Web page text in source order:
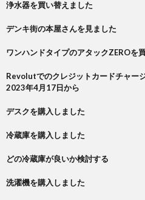
浄水器を買い替えました
デンキ街の本屋さんを見ました
ワンハンドタイプのアタックZEROを
Revolutでのクレジットカードチャー
2023年4月17日から
デスクを購入しました
冷蔵庫を購入しました
どの冷蔵庫が良いか検討する
洗濯機を購入しました